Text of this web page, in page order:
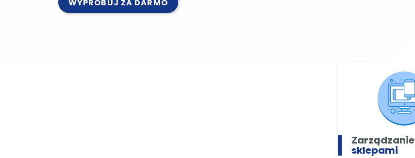
WYPRÓBUJ ZA DARMO
Zarządzanie
sklepami